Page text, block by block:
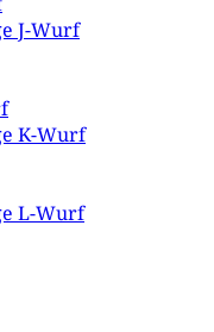
J-Wurf
K-Wurf
L-Wurf